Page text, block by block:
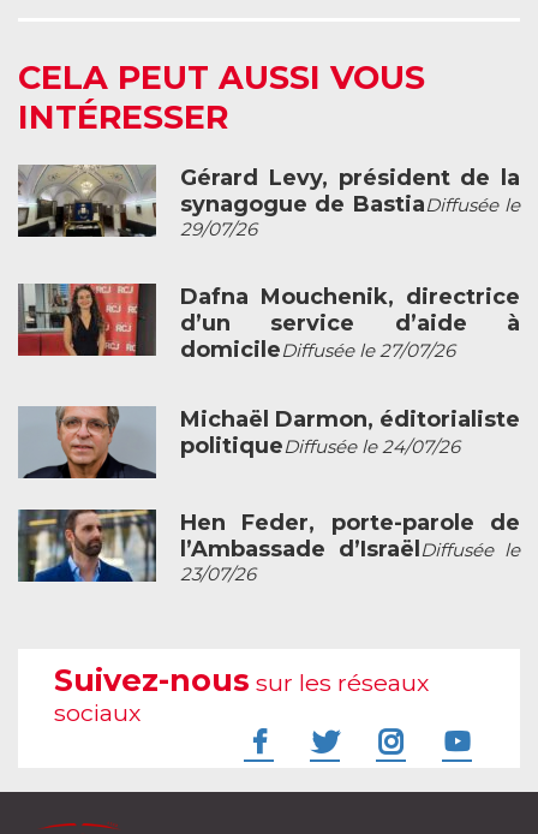
CELA PEUT AUSSI VOUS
INTÉRESSER
Gérard Levy, président de la
synagogue de BastiaDiffusée le
29/07/26
Dafna Mouchenik, directrice
d’un service d’aide à
domicileDiffusée le 27/07/26
Michaël Darmon, éditorialiste
politiqueDiffusée le 24/07/26
Hen Feder, porte-parole de
l’Ambassade d’Israël Diffusée le
23/07/26
Suivez-nous sur les réseaux
sociaux